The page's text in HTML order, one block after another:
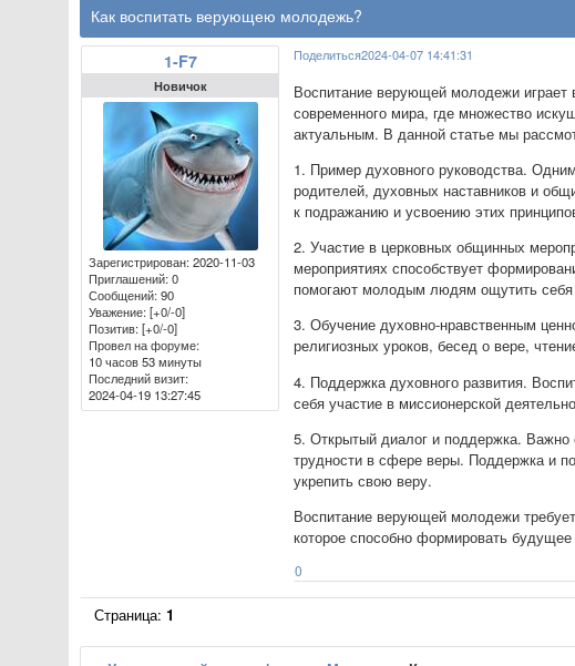
Как воспитать верующею молодежь?
Поделиться2024-04-07 14:41:31
1-F7
Новичок
Зарегистрирован: 2020-11-03
Приглашений:0
Сообщений:90
Уважение:[+0/-0]
Позитив:[+0/-0]
Провел на форуме:
10 часов 53 минуты
Последний визит:
2024-04-19 13:27:45
Воспитание верующей молодежи
современного мира, где множество
актуальным. В данной статье мы
1. Пример духовного руководства.
родителей, духовных наставников и
к подражанию и усвоению этих
2. Участие в церковных общинных
мероприятиях способствует
помогают молодым людям ощутить
3. Обучение духовно-нравственным
религиозных уроков, бесед о вере,
4. Поддержка духовного развития.
себя участие в миссионерской
5. Открытый диалог и поддержка. Важно
трудности в сфере веры. Поддержка и
укрепить свою веру.
Воспитание верующей молодежи
которое способно формировать
0
Страница:1